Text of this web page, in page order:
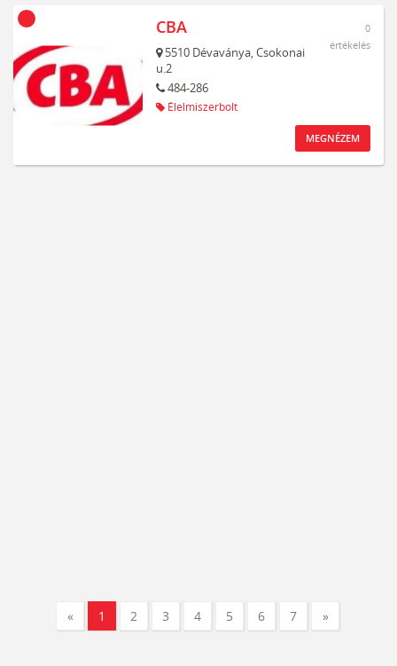
CBA
5510 Dévaványa,Csokonai
u.2
484-286
Élelmiszerbolt
0
értékelés
MEGNÉZEM
« 1 2 3 4 5 6 7 »